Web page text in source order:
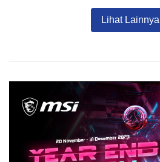
Lihat Lainnya